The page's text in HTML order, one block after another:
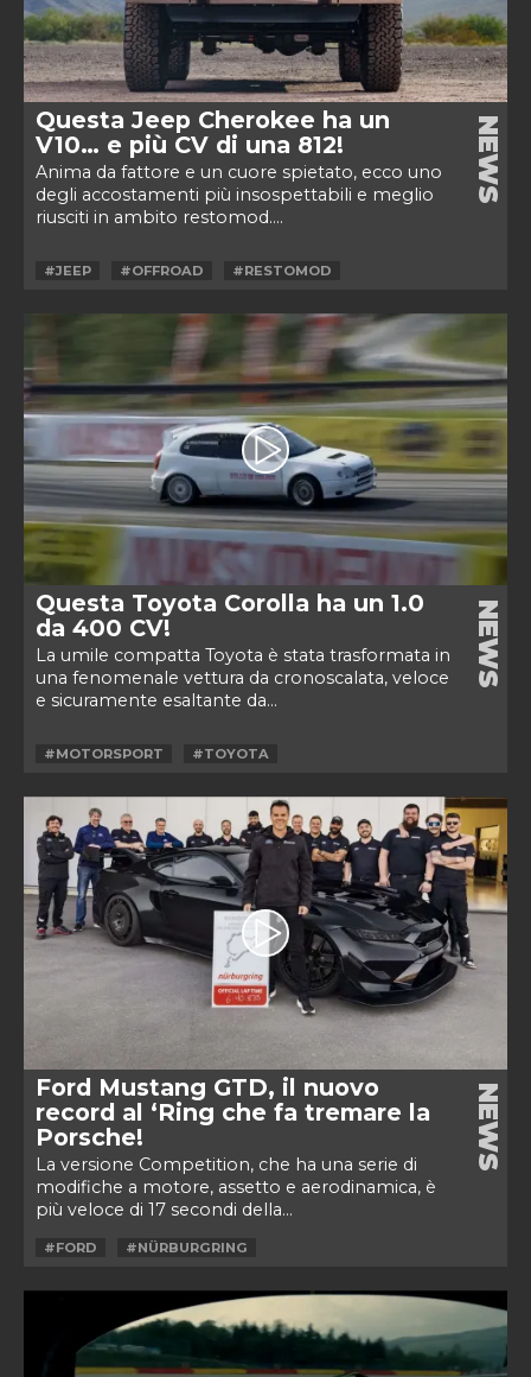
Questa Jeep Cherokee ha un
V10… e più CV di una 812!
Anima da fattore e un cuore spietato, ecco uno
degli accostamenti più insospettabili e meglio
riusciti in ambito restomod....
NEWS
#JEEP #OFFROAD #RESTOMOD
Questa Toyota Corolla ha un 1.0
da 400 CV!
La umile compatta Toyota è stata trasformata in
una fenomenale vettura da cronoscalata, veloce
e sicuramente esaltante da...
NEWS
#MOTORSPORT #TOYOTA
Ford Mustang GTD, il nuovo
record al ‘Ring che fa tremare la
Porsche!
La versione Competition, che ha una serie di
modifiche a motore, assetto e aerodinamica, è
più veloce di 17 secondi della...
NEWS
#FORD #NÜRBURGRING